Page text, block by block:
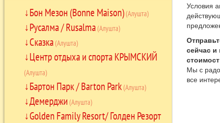
Бон Мезон (Bonne Maison)(Алушта)
Русалма / Rusalma(Алушта)
Сказка(Алушта)
Центр отдыха и спорта КРЫМСКИЙ
(Алушта)
Бартон Парк / Barton Park(Алушта)
Демерджи (Алушта)
Golden Family Resort/ Голден Резорт
Условия
сейчас и
Мы с
все